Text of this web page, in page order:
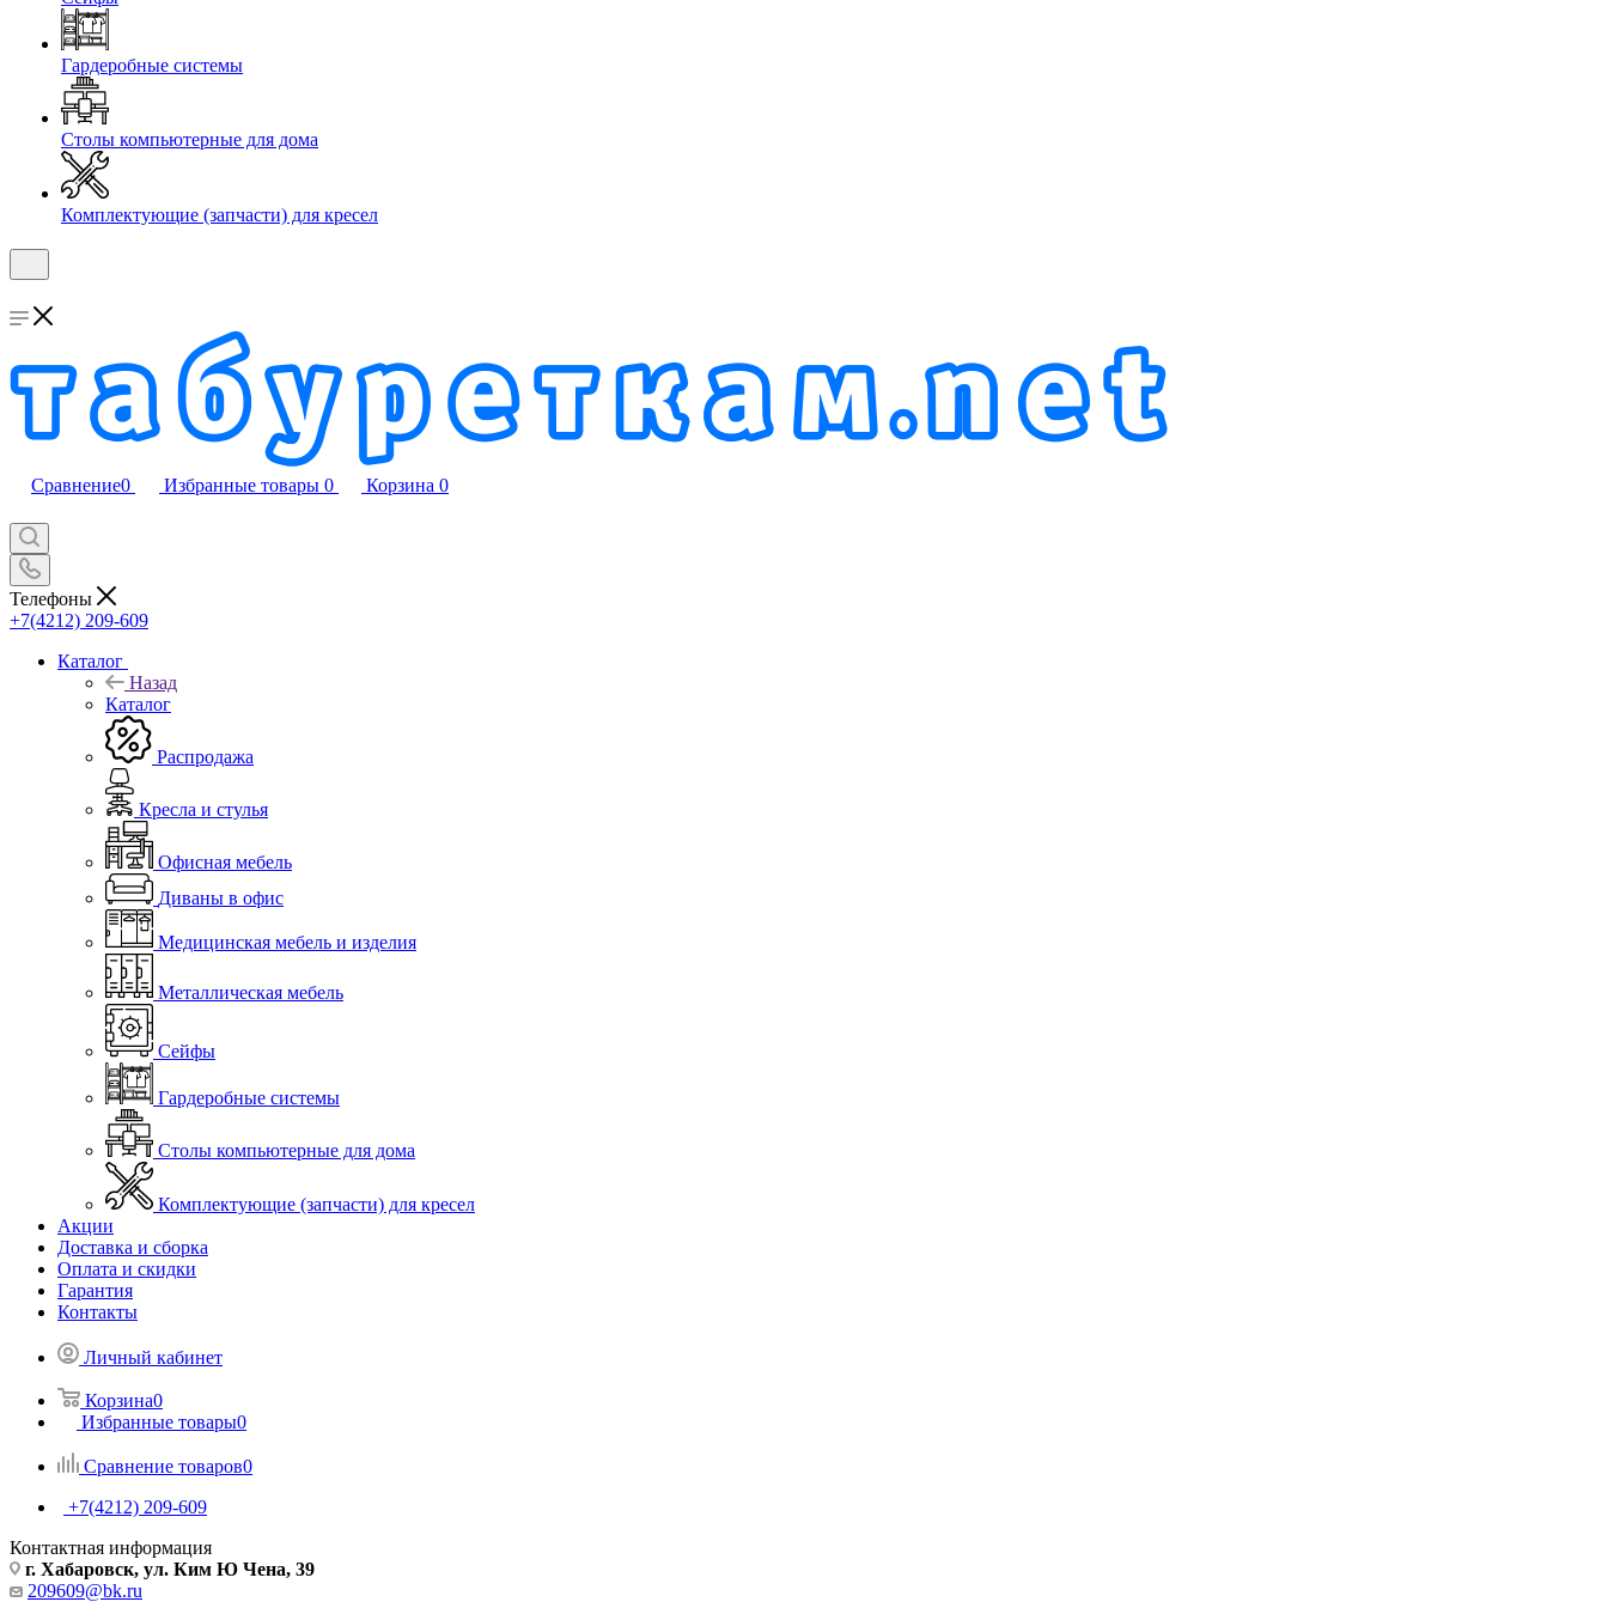
Гардеробные системы
Столы компьютерные для дома
Комплектующие (запчасти) для кресел
Сравнение0 Избранные товары 0 Корзина 0
Телефоны
+7(4212) 209-609
Каталог
Назад
Каталог
Распродажа
Кресла и стулья
Офисная мебель
Диваны в офис
Медицинская мебель и изделия
Металлическая мебель
Сейфы
Гардеробные системы
Столы компьютерные для дома
Комплектующие (запчасти) для кресел
Акции
Доставка и сборка
Оплата и скидки
Гарантия
Контакты
Личный кабинет
Корзина0
Избранные товары0
Сравнение товаров0
+7(4212) 209-609
Контактная информация
г. Хабаровск, ул. Ким Ю Чена, 39
209609@bk.ru